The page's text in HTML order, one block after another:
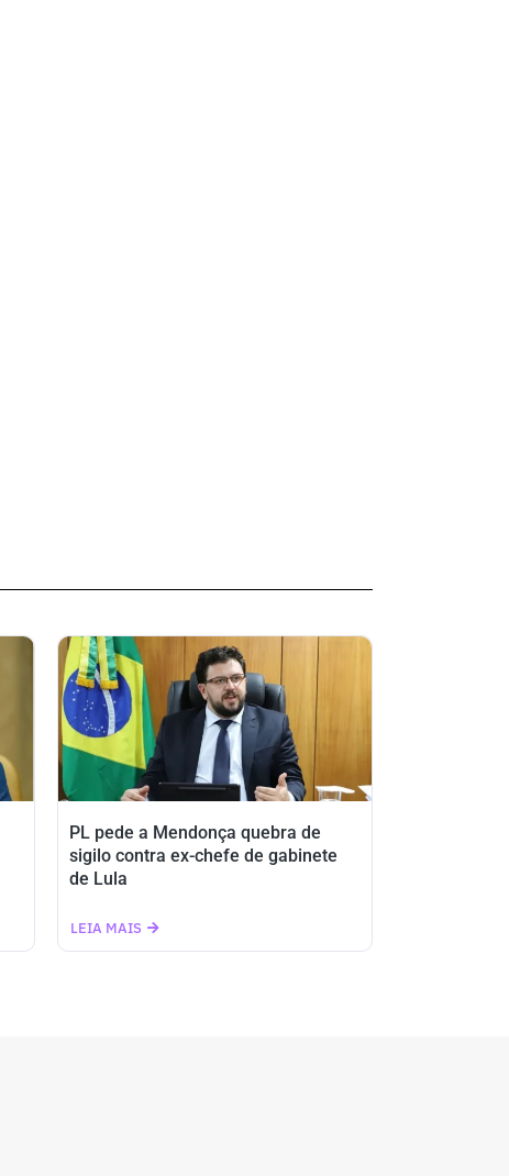
PL pede a Mendonça quebra de
sigilo contra ex-chefe de gabinete
de Lula
LEIA MAIS